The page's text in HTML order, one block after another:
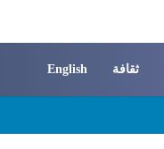
ثقافة English